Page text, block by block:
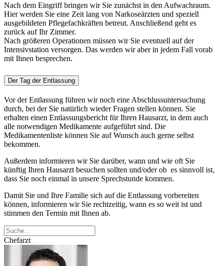
Nach dem Eingriff bringen wir Sie zunächst in den Aufwachraum.
Hier werden Sie eine Zeit lang von Narkoseärzten und speziell
ausgebildeten Pflegefachkräften betreut. Anschließend geht es
zurück auf Ihr Zimmer.
Nach größeren Operationen müssen wir Sie eventuell auf der
Intensivstation versorgen. Das werden wir aber in jedem Fall vorab
mit Ihnen besprechen.
Der Tag der Entlassung
Vor der Entlassung führen wir noch eine Abschlussuntersuchung
durch, bei der Sie natürlich wieder Fragen stellen können. Sie
erhalten einen Entlassungsbericht für Ihren Hausarzt, in dem auch
alle notwendigen Medikamente aufgeführt sind. Die
Medikamentenliste können Sie auf Wunsch auch gerne selbst
bekommen.
Außerdem informieren wir Sie darüber, wann und wie oft Sie
künftig Ihren Hausarzt besuchen sollten und/oder ob es sinnvoll ist,
dass Sie noch einmal in unsere Sprechstunde kommen.
Damit Sie und Ihre Familie sich auf die Entlassung vorbereiten
können, informieren wir Sie rechtzeitig, wann es so weit ist und
stimmen den Termin mit Ihnen ab.
Chefarzt